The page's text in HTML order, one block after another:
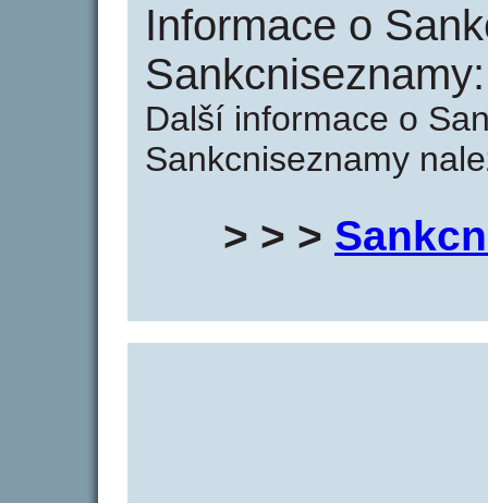
Informace o
Sankcniseznamy:
Další informace o
Sankcniseznamy
> > >